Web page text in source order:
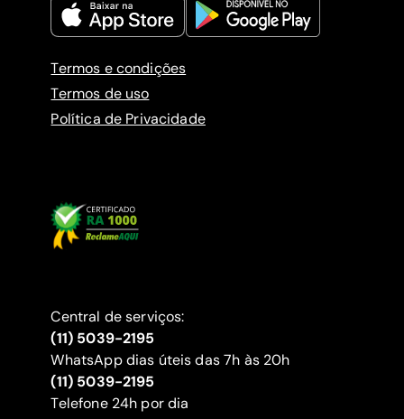
Termos e condições
Termos de uso
Política de Privacidade
Central de serviços:
(11) 5039-2195
WhatsApp dias úteis das 7h às 20h
(11) 5039-2195
‍Telefone 24h por dia